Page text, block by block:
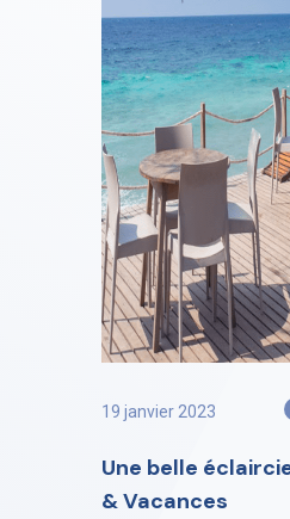
19 janvier 2023
Une belle
& Vacances